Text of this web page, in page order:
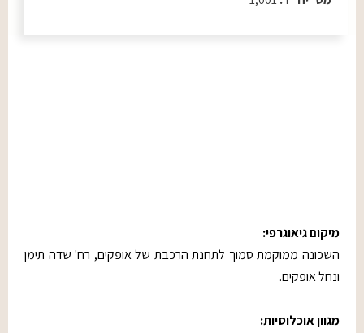
מיקום גיאוגרפי:
השכונה ממוקמת סמוך לתחנת הרכבת של אופקים, רח' שדה תימן
ונחל אופקים.
מגוון אוכלוסיות: